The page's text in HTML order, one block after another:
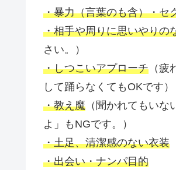
・暴力（言葉のも含）・セ
・相手や周りに思いやりの
さい。）
・しつこいアプローチ （
して踊らなくてもOKです）
・教え魔 （聞かれてもい
よ」もNGです。）
・土足、清潔感のない衣装
・出会い・ナンパ目的